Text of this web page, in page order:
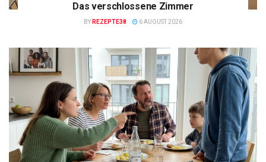
Das verschlossene Zimmer
BY REZEPTE38 6 AUGUST 2026